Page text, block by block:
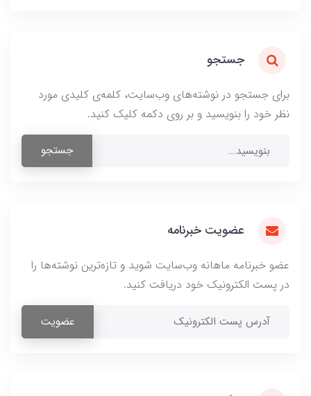
جستجو
برای جستجو در نوشته‌های وب‌سایت، کلمه‌ی کلیدی مورد
نظر خود را بنویسید و بر روی دکمه کلیک کنید.
جستجو
عضویت خبرنامه
عضو خبرنامه ماهانه وب‌سایت شوید و تازه‌ترین نوشته‌ها را
در پست الکترونیک خود دریافت کنید.
عضویت